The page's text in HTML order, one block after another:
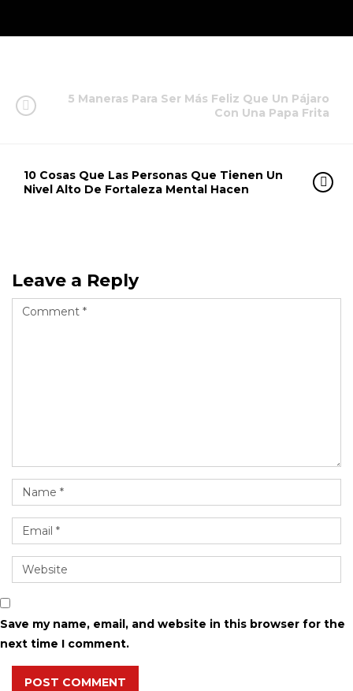
5 Maneras Para Ser Más Feliz Que Un Pájaro
Con Una Papa Frita
10 Cosas Que Las Personas Que Tienen Un
Nivel Alto De Fortaleza Mental Hacen
Leave a Reply
Save my name, email, and website in this browser for the
next time I comment.
POST COMMENT